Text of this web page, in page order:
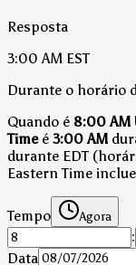
Resposta
3:00 AM EST
Durante o horário
Quando é 8:00 AM
Timeé 3:00 AM
durante EDT
Eastern Time
Tempo Agora
:
Data